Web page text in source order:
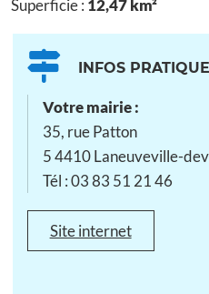
Superficie : 12,47 km²
INFOS
Votre mairie :
35, rue Patton
5 4410 Laneuveville-
Tél : 03 83 51 21 46
Site internet